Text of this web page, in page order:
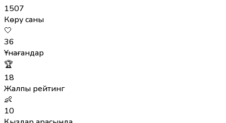
1507
Көру саны
🤍
36
Ұнағандар
🏆
18
Жалпы рейтинг
👶
10